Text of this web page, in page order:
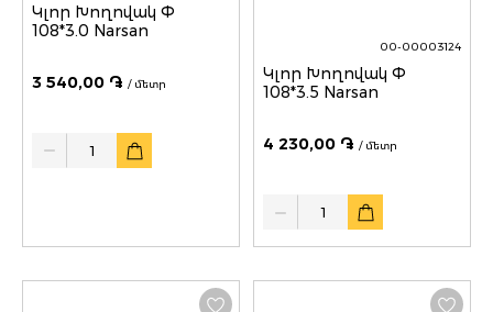
Կլոր Խողովակ Փ
108*3.0 Narsan
3 540,00 ֏ / մետր
Quantity
00-00003124
Կլոր Խողովակ Փ
108*3.5 Narsan
4 230,00 ֏ / մետր